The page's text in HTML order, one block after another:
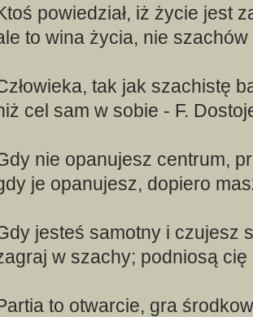
powiedział, iż życie jest
to wina życia, nie
tak jak szachistę
cel sam w sobie - F.
nie opanujesz centrum,
je opanujesz, dopiero
jesteś samotny i czujesz
w szachy; podniosą
to otwarcie, gra